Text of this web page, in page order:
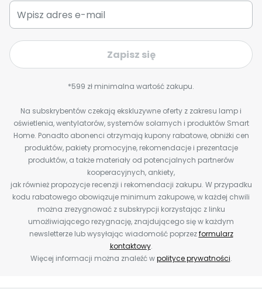
Zapisz się
*599 zł minimalna wartość zakupu.
Na subskrybentów czekają ekskluzywne oferty z zakresu lamp i
oświetlenia, wentylatorów, systemów solarnych i produktów Smart
Home. Ponadto abonenci otrzymają kupony rabatowe, obniżki cen
produktów, pakiety promocyjne, rekomendacje i prezentacje
produktów, a także materiały od potencjalnych partnerów
kooperacyjnych, ankiety,
jak również propozycje recenzji i rekomendacji zakupu. W przypadku
kodu rabatowego obowiązuje minimum zakupowe, w każdej chwili
można zrezygnować z subskrypcji korzystając z linku
umożliwiającego rezygnację, znajdującego się w każdym
newsletterze lub wysyłając wiadomość poprzezformularz
kontaktowy.
Więcej informacji można znaleźć wpolityce prywatności.